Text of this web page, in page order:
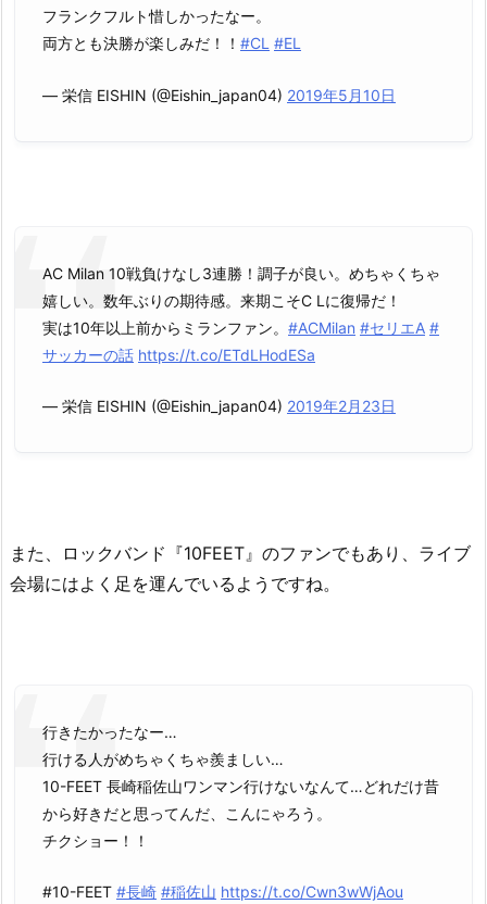
フランクフルト惜しかったなー。
両方とも決勝が楽しみだ！！ #CL #EL
— 栄信 EISHIN (@Eishin_japan04) 2019年5月10日
AC Milan 10戦負けなし3連勝！調子が良い。めちゃくちゃ
嬉しい。数年ぶりの期待感。来期こそC Lに復帰だ！
実は10年以上前からミランファン。 #ACMilan #セリエA #
サッカーの話 https://t.co/ETdLHodESa
— 栄信 EISHIN (@Eishin_japan04) 2019年2月23日
また、ロックバンド『10FEET』のファンでもあり、ライブ
会場にはよく足を運んでいるようですね。
行きたかったなー…
行ける人がめちゃくちゃ羨ましい…
10-FEET 長崎稲佐山ワンマン行けないなんて…どれだけ昔
から好きだと思ってんだ、こんにゃろう。
チクショー！！
#10-FEET #長崎 #稲佐山 https://t.co/Cwn3wWjAou